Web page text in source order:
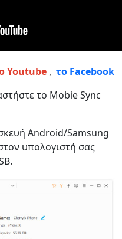
Youtube , το Facebook
το Mobie Sync
Android/Samsung
υπολογιστή σας